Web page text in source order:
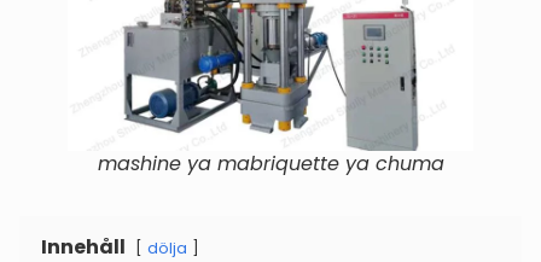
mashine ya mabriquette ya chuma
Innehåll dölja